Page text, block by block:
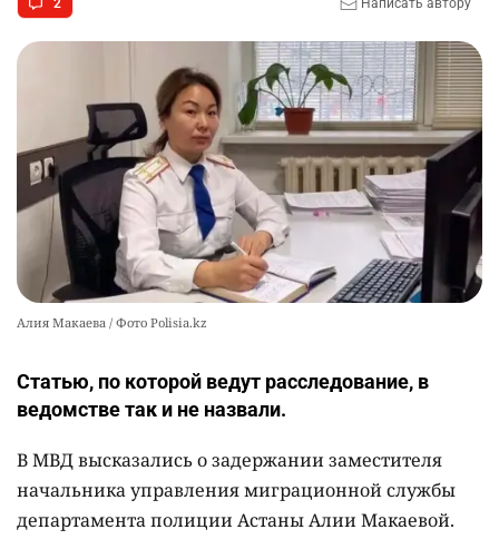
10
завотделения больницы в Шу, его наказали
5
2 Написать автору
Алия Макаева / Фото Polisia.kz
Статью, по которой ведут расследование, в
ведомстве так и не назвали.
В МВД высказались о задержании заместителя
начальника управления миграционной службы
департамента полиции Астаны Алии Макаевой.